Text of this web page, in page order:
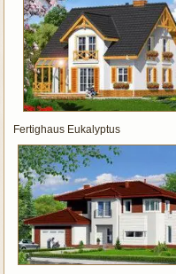
Fertighaus Eukalyptus